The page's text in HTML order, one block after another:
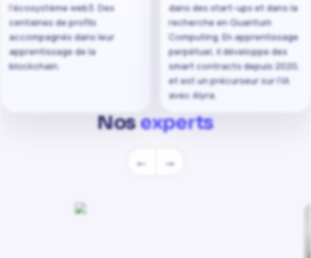
l'écosystème web3. Des
centaines de profils
accompagnés dans leur
apprentissage de la
blockchain.
dans des start-ups et dans la
recherche en Quantum
Computing. En apprentissage
perpétuel, il développe des
smart contracts depuis 2020,
et est un précurseur sur l'IA
avec Alyra.
Nosexperts
← →